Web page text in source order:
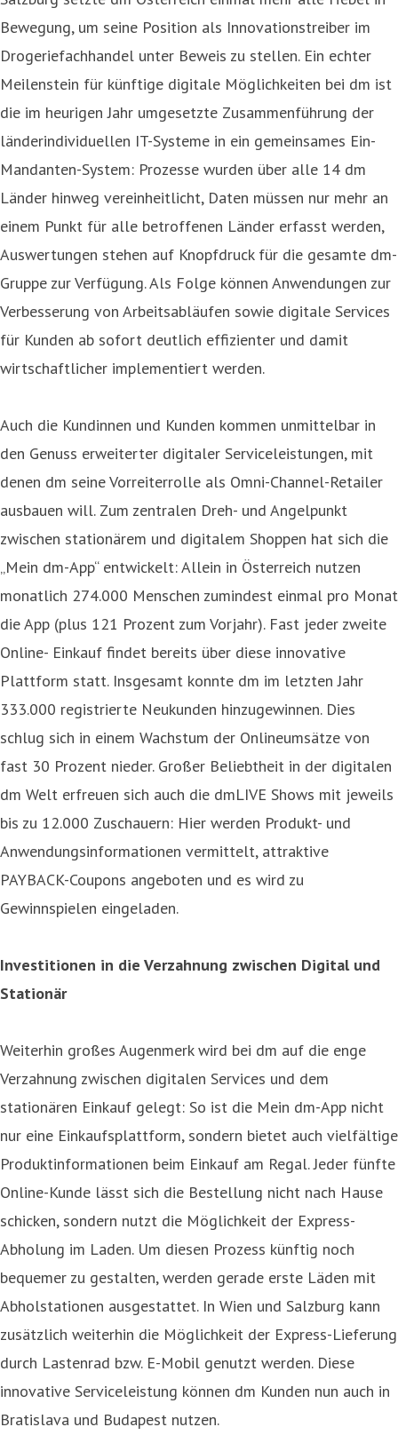
Bewegung, um seine Position als Innovationstreiber im
Drogeriefachhandel unter Beweis zu stellen. Ein echter
Meilenstein für künftige digitale Möglichkeiten bei dm ist
die im heurigen Jahr umgesetzte Zusammenführung der
länderindividuellen IT-Systeme in ein gemeinsames Ein-
Mandanten-System: Prozesse wurden über alle 14 dm
Länder hinweg vereinheitlicht, Daten müssen nur mehr an
einem Punkt für alle betroffenen Länder erfasst werden,
Auswertungen stehen auf Knopfdruck für die gesamte dm-
Gruppe zur Verfügung. Als Folge können Anwendungen zur
Verbesserung von Arbeitsabläufen sowie digitale Services
für Kunden ab sofort deutlich effizienter und damit
wirtschaftlicher implementiert werden.
Auch die Kundinnen und Kunden kommen unmittelbar in
den Genuss erweiterter digitaler Serviceleistungen, mit
denen dm seine Vorreiterrolle als Omni-Channel-Retailer
ausbauen will. Zum zentralen Dreh- und Angelpunkt
zwischen stationärem und digitalem Shoppen hat sich die
„Mein dm-App“ entwickelt: Allein in Österreich nutzen
monatlich 274.000 Menschen zumindest einmal pro Monat
die App (plus 121 Prozent zum Vorjahr). Fast jeder zweite
Online- Einkauf findet bereits über diese innovative
Plattform statt. Insgesamt konnte dm im letzten Jahr
333.000 registrierte Neukunden hinzugewinnen. Dies
schlug sich in einem Wachstum der Onlineumsätze von
fast 30 Prozent nieder. Großer Beliebtheit in der digitalen
dm Welt erfreuen sich auch die dmLIVE Shows mit jeweils
bis zu 12.000 Zuschauern: Hier werden Produkt- und
Anwendungsinformationen vermittelt, attraktive
PAYBACK-Coupons angeboten und es wird zu
Gewinnspielen eingeladen.
Investitionen in die Verzahnung zwischen Digital und
Stationär
Weiterhin großes Augenmerk wird bei dm auf die enge
Verzahnung zwischen digitalen Services und dem
stationären Einkauf gelegt: So ist die Mein dm-App nicht
nur eine Einkaufsplattform, sondern bietet auch vielfältige
Produktinformationen beim Einkauf am Regal. Jeder fünfte
Online-Kunde lässt sich die Bestellung nicht nach Hause
schicken, sondern nutzt die Möglichkeit der Express-
Abholung im Laden. Um diesen Prozess künftig noch
bequemer zu gestalten, werden gerade erste Läden mit
Abholstationen ausgestattet. In Wien und Salzburg kann
zusätzlich weiterhin die Möglichkeit der Express-Lieferung
durch Lastenrad bzw. E-Mobil genutzt werden. Diese
innovative Serviceleistung können dm Kunden nun auch in
Bratislava und Budapest nutzen.